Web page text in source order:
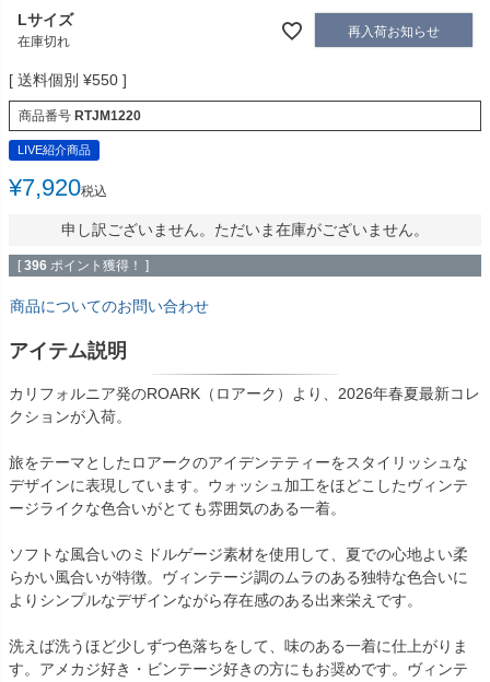
Lサイズ
在庫切れ
再入荷お知らせ
送料個別 ¥550
商品番号 RTJM1220
LIVE紹介商品
¥7,920税込
申し訳ございません。ただいま在庫がございません。
[ 396 ポイント獲得！ ]
商品についてのお問い合わせ
アイテム説明
カリフォルニア発のROARK（ロアーク）より、2026年春夏最新コレ
クションが入荷。
旅をテーマとしたロアークのアイデンテティーをスタイリッシュな
デザインに表現しています。ウォッシュ加工をほどこしたヴィンテ
ージライクな色合いがとても雰囲気のある一着。
ソフトな風合いのミドルゲージ素材を使用して、夏での心地よい柔
らかい風合いが特徴。ヴィンテージ調のムラのある独特な色合いに
よりシンプルなデザインながら存在感のある出来栄えです。
洗えば洗うほど少しずつ色落ちをして、味のある一着に仕上がりま
す。アメカジ好き・ビンテージ好きの方にもお奨めです。ヴィンテ